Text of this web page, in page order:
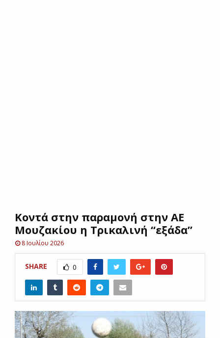
UΚοντά στην παραμονή στην ΑΕ
Μουζακίου η Τρικαλινή “εξάδα”
8 Ιουλίου 2026
SHARE 0